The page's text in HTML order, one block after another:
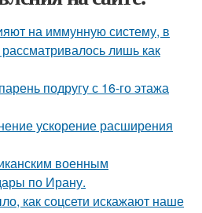
на иммунную систему, в
лишь как
подругу с 16-го этажа
ускорение расширения
военным
по Ирану.
как соцсети искажают наше